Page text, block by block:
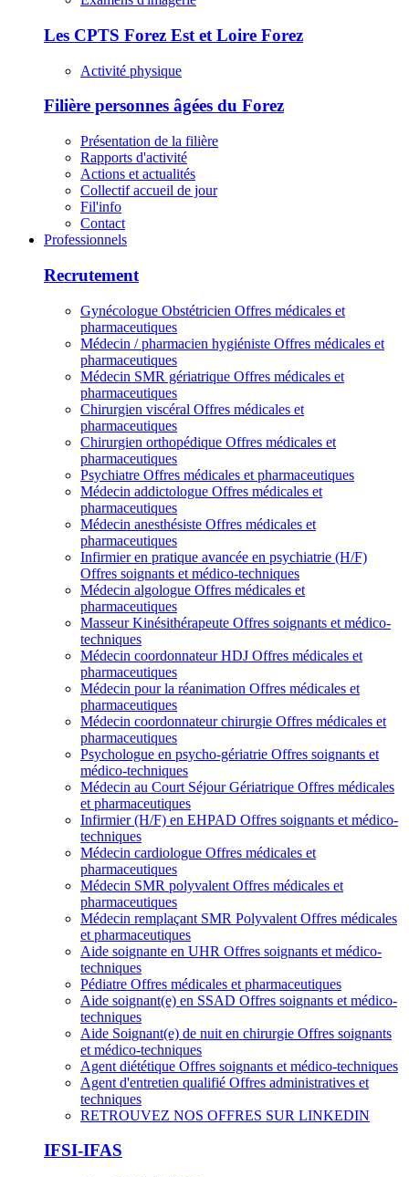
Les CPTS Forez Est et Loire Forez
Activité physique
Filière personnes âgées du Forez
Présentation de la filière
Rapports d'activité
Actions et actualités
Collectif accueil de jour
Fil'info
Contact
Professionnels
Recrutement
Gynécologue Obstétricien Offres médicales et
pharmaceutiques
Médecin / pharmacien hygiéniste Offres médicales et
pharmaceutiques
Médecin SMR gériatrique Offres médicales et
pharmaceutiques
Chirurgien viscéral Offres médicales et
pharmaceutiques
Chirurgien orthopédique Offres médicales et
pharmaceutiques
Psychiatre Offres médicales et pharmaceutiques
Médecin addictologue Offres médicales et
pharmaceutiques
Médecin anesthésiste Offres médicales et
pharmaceutiques
Infirmier en pratique avancée en psychiatrie (H/F)
Offres soignants et médico-techniques
Médecin algologue Offres médicales et
pharmaceutiques
Masseur Kinésithérapeute Offres soignants et médico-
techniques
Médecin coordonnateur HDJ Offres médicales et
pharmaceutiques
Médecin pour la réanimation Offres médicales et
pharmaceutiques
Médecin coordonnateur chirurgie Offres médicales et
pharmaceutiques
Psychologue en psycho-gériatrie Offres soignants et
médico-techniques
Médecin au Court Séjour Gériatrique Offres médicales
et pharmaceutiques
Infirmier (H/F) en EHPAD Offres soignants et médico-
techniques
Médecin cardiologue Offres médicales et
pharmaceutiques
Médecin SMR polyvalent Offres médicales et
pharmaceutiques
Médecin remplaçant SMR Polyvalent Offres médicales
et pharmaceutiques
Aide soignante en UHR Offres soignants et médico-
techniques
Pédiatre Offres médicales et pharmaceutiques
Aide soignant(e) en SSAD Offres soignants et médico-
techniques
Aide Soignant(e) de nuit en chirurgie Offres soignants
et médico-techniques
Agent diététique Offres soignants et médico-techniques
Agent d'entretien qualifié Offres administratives et
techniques
RETROUVEZ NOS OFFRES SUR LINKEDIN
IFSI-IFAS